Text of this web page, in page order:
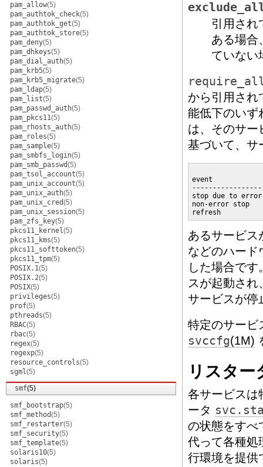
pam_allow(5)
pam_authtok_check(5)
pam_authtok_get(5)
pam_authtok_store(5)
pam_deny(5)
pam_dhkeys(5)
pam_dial_auth(5)
pam_krb5(5)
pam_krb5_migrate(5)
pam_ldap(5)
pam_list(5)
pam_passwd_auth(5)
pam_pkcs11(5)
pam_rhosts_auth(5)
pam_roles(5)
pam_sample(5)
pam_smbfs_login(5)
pam_smb_passwd(5)
pam_tsol_account(5)
pam_unix_account(5)
pam_unix_auth(5)
pam_unix_cred(5)
pam_unix_session(5)
pam_zfs_key(5)
pkcs11_kernel(5)
pkcs11_kms(5)
pkcs11_softtoken(5)
pkcs11_tpm(5)
POSIX.1(5)
POSIX.2(5)
POSIX(5)
privileges(5)
prof(5)
pthreads(5)
RBAC(5)
rbac(5)
regex(5)
regexp(5)
resource_controls(5)
sgml(5)
smf(5)
smf_bootstrap(5)
smf_method(5)
smf_restarter(5)
smf_security(5)
smf_template(5)
solaris10(5)
solaris(5)
引用され
ある場合
ていない
から引用され
能低下のいず
は、そのサ
基づいて、サ
event
stop due to
non-error stop
refresh
あるサービス
などのハード
した場合です
スが起動さ
サービスが停
特定のサー
svccfg(1M)
リスター
各サービスは
ータ
の状態をすべ
代って各種処
行環境を提供